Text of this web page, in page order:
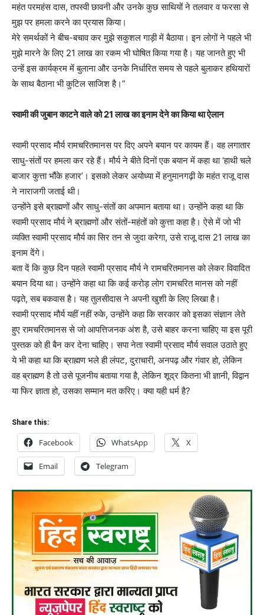
महंत परमहंस दास, तपस्वी छावनी और उनके कुछ साथियों ने तलवार व फरसा से
मुझ पर हमला करने का प्रयास किया।
मेरे समर्थकों ने बीच-बचाव कर मुझे सकुशल गाड़ी में बैठाया। इन लोगों ने पहले भी
मुझे मारने के लिए 21 लाख का रकम भी घोषित किया गया है। यह जानते हुए भी
उन्हें इस कार्यक्रम में बुलाना और उनके निर्धारित समय से पहले बुलाकर हथियारों
के साथ बैठाना भी कुटिल साजिश है।”
स्वामी की जुबान काटने वाले को 21 लाख का इनाम देने का किया था ऐलान
स्वामी प्रसाद मौर्य रामचरितमानस पर दिए अपने बयान पर कायम हैं। वह लगातार
साधु-संतों पर हमला कर रहे हैं। मौर्य ने बीते दिनों एक बयान में कहा था ‘हाथी चले
बाजार कुत्ता भौंके हजार’। इसको लेकर अयोध्या में हनुमानगढ़ी के महंत राजू दास
ने नाराजगी जताई थी।
उन्होंने इसे ब्राह्मणों और साधु-संतों का अपमान बताया था। उन्होंने कहा था कि
स्वामी प्रसाद मौर्य ने ब्राह्मणों और संतों-महंतों को कुत्ता कहा है। ऐसे में जो भी
व्यक्ति स्वामी प्रसाद मौर्य का सिर तन से जुदा करेगा, उसे राजू दास 21 लाख का
इनाम देंगे।
बता दें कि कुछ दिन पहले स्वामी प्रसाद मौर्य ने रामचरितमानस को लेकर विवादित
बयान दिया था। उन्होंने कहा था कि कई करोड़ लोग रामचरित मानस को नहीं
पढ़ते, सब बकवास है। यह तुलसीदास ने अपनी खुशी के लिए लिखा है।
स्वामी प्रसाद मौर्य यहीं नहीं रुके, उन्होंने कहा कि सरकार को इसका संज्ञान लेते
हुए रामचरितमानस से जो आपत्तिजनक अंश है, उसे बाहर करना चाहिए या इस पूरी
पुस्तक को ही बैन कर देना चाहिए। सपा नेता स्वामी प्रसाद मौर्य सवाल उठाते हुए
ये भी कहा था कि ब्राह्मण भले ही लंपट, दुराचारी, अनपढ़ और गंवार हो, लेकिन
वह ब्राह्मण है तो उसे पूजनीय बताया गया है, लेकिन शूद्र कितना भी ज्ञानी, विद्वान
या फिर ज्ञाता हो, उसका सम्मान मत करिए। क्या यही धर्म है?
Share this:
Facebook WhatsApp X
Email Telegram